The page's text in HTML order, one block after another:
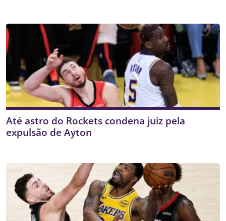
Até astro do Rockets condena juiz pela
expulsão de Ayton